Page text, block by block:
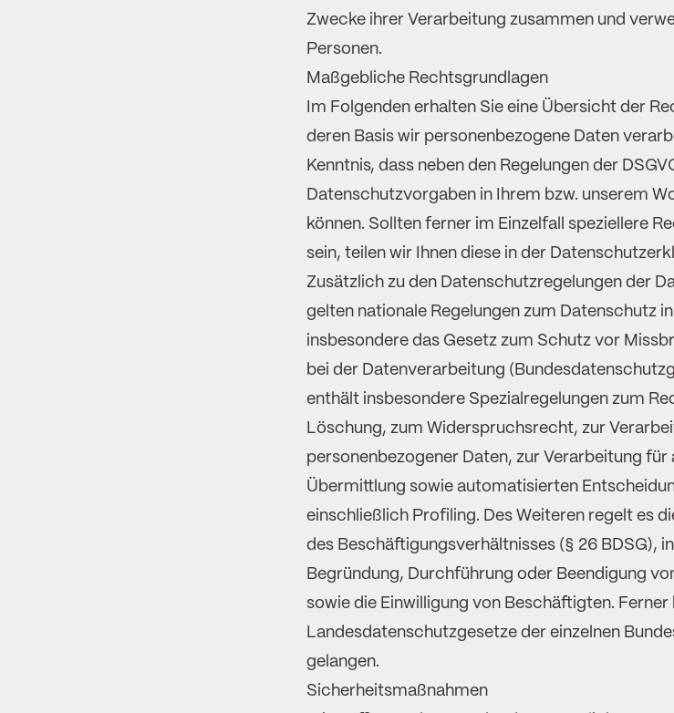
Zwecke ihrer Verarbeitung zusammen und
Personen.
Maßgebliche Rechtsgrundlagen
Im Folgenden erhalten Sie eine Übersicht der
deren Basis wir personenbezogene Daten
Kenntnis, dass neben den Regelungen der
Datenschutzvorgaben in Ihrem bzw. unserem
können. Sollten ferner im Einzelfall speziellere
sein, teilen wir Ihnen diese in der
Zusätzlich zu den Datenschutzregelungen der
gelten nationale Regelungen zum Datenschutz
insbesondere das Gesetz zum Schutz vor
bei der Datenverarbeitung
enthält insbesondere Spezialregelungen zum
Löschung, zum Widerspruchsrecht, zur
personenbezogener Daten, zur Verarbeitung für
Übermittlung sowie automatisierten
einschließlich Profiling. Des Weiteren regelt es
des Beschäftigungsverhältnisses (§ 26 BDSG),
Begründung, Durchführung oder Beendigung
sowie die Einwilligung von Beschäftigten. Ferner
Landesdatenschutzgesetze der einzelnen
gelangen.
Sicherheitsmaßnahmen